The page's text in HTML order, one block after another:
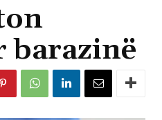
barazinë